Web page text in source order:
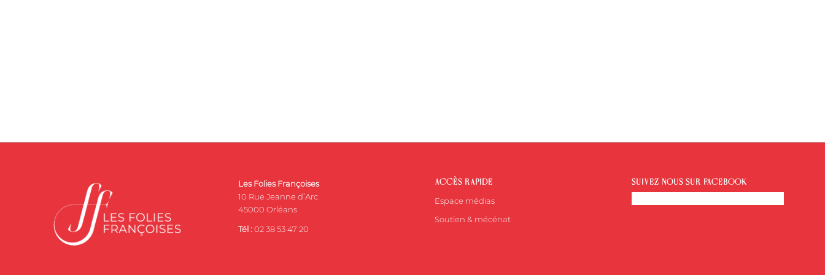
Les Folies Françoises
10 Rue Jeanne d’Arc
45000 Orléans
Tél : 02 38 53 47 20
ACCÈS RAPIDE
Espace médias
Soutien & mécénat
SUIVEZ-NOUS SUR FACEBOOK